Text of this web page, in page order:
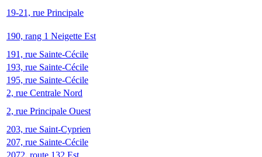
19-21, rue Principale
190, rang 1 Neigette Est
191, rue Sainte-Cécile
193, rue Sainte-Cécile
195, rue Sainte-Cécile
2, rue Centrale Nord
2, rue Principale Ouest
203, rue Saint-Cyprien
207, rue Sainte-Cécile
2072, route 132 Est